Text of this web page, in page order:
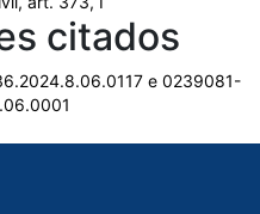
citados
e 0239081-